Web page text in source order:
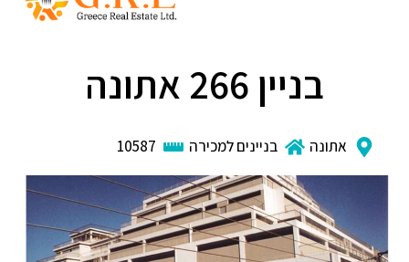
בניין 266 אתונה
אתונה בניינים למכירה 10587